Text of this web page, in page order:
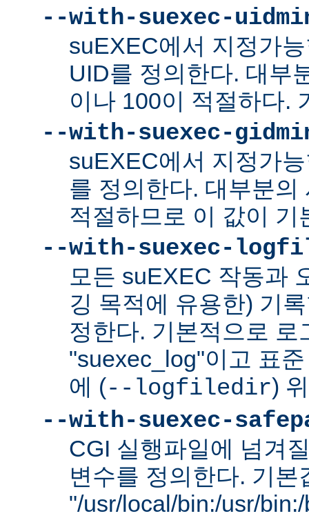
--with-suexec-
suEXEC에서 지정가
UID를 정의한다. 대부
이나 100이 적절하다.
--with-suexec-
suEXEC에서 지정가
를 정의한다. 대부분의
적절하므로 이 값이 기
--with-suexec-
모든 suEXEC 작동과
깅 목적에 유용한) 기
정한다. 기본적으로 로
"suexec_log"이고 표
에 (--logfiledir)
--with-suexec-
CGI 실행파일에 넘겨
변수를 정의한다. 기본
"/usr/local/bin:/usr/